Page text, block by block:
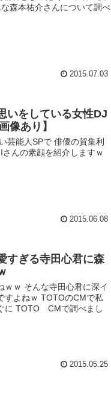
森本祐介さんについて調べ
2015.07.03
いをしている女性DJ
像あり】
芸能人SPで 俳優の賀集利
んの素顔を紹介しますｗ
2015.06.08
すぎる寺田心君に森
ｗｗ そんな寺田心君に深イ
すよねｗ TOTOのCMで私
に TOTO CMで調べまし
2015.05.25